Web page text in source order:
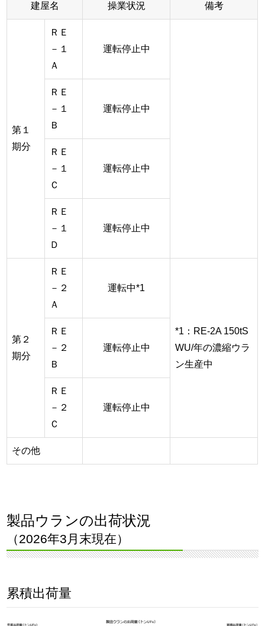
建屋名 操業状況 備考
第１
期分
ＲＥ
－１
Ａ
運転停止中
ＲＥ
－１
Ｂ
運転停止中
ＲＥ
－１
Ｃ
運転停止中
ＲＥ
－１
Ｄ
運転停止中
第２
期分
ＲＥ
－２
Ａ
運転中*1
*1：RE-2A 150tS
WU/年の濃縮ウラ
ン生産中
ＲＥ
－２
Ｂ
運転停止中
ＲＥ
－２
Ｃ
運転停止中
その他
製品ウランの出荷状況
（2026年3月末現在）
累積出荷量